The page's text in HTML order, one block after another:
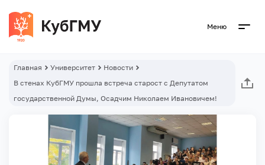
Меню
Главная Университет
Новости
В стенах КубГМУ прошла встреча старост с Депутатом
государственной Думы, Осадчим Николаем Ивановичем!